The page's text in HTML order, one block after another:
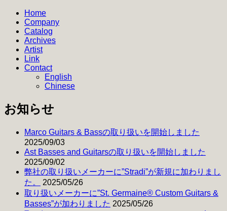
Home
Company
Catalog
Archives
Artist
Link
Contact
English
Chinese
お知らせ
Marco Guitars & Bassの取り扱いを開始しました
2025/09/03
Ast Basses and Guitarsの取り扱いを開始しました
2025/09/02
弊社の取り扱いメーカーに”Stradi”が新規に加わりまし
た。
2025/05/26
取り扱いメーカーに”St. Germaine® Custom Guitars &
Basses”が加わりました 2025/05/26